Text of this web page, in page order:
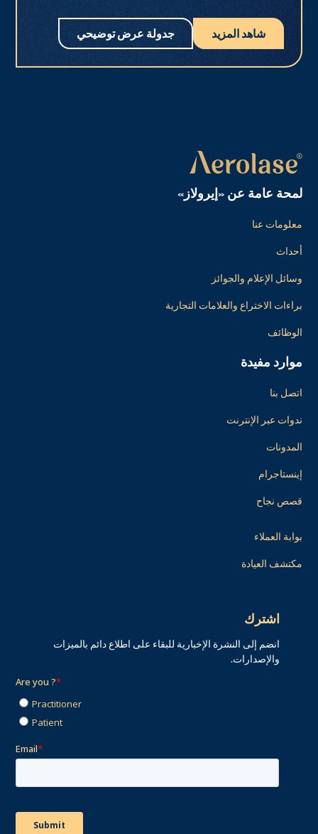
شاهد المزيد جدولة عرض توضيحي
لمحة عامة عن «إيرولاز»
معلومات عنا
أحداث
وسائل الإعلام والجوائز
براءات الاختراع والعلامات التجارية
الوظائف
موارد مفيدة
اتصل بنا
ندوات عبر الإنترنت
المدونات
إينستاجرام
قصص نجاح
بوابة العملاء
مكتشف العيادة
اشترك
انضم إلى النشرة الإخبارية للبقاء على اطلاع دائم بالميزات
والإصدارات.